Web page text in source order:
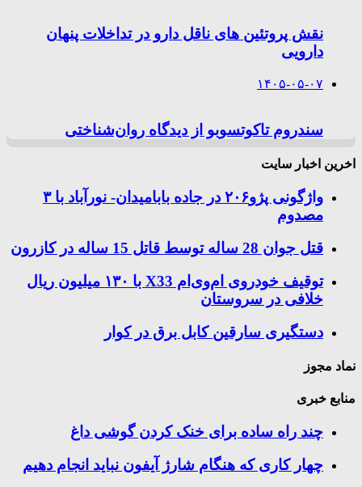
نقش پروتئین های ناقل دارو در تداخلات پنهان
دارویی
۱۴۰۵-۰۵-۰۷
سندروم تاکوتسوبو از دیدگاه روان‌شناختی
اخرین اخبار سایت
واژگونی پژو۲۰۶ در جاده بابامیدان- نورآباد با ۳
مصدوم
قتل جوان 28 ساله توسط قاتل 15 ساله در کازرون
توقیف خودروی ام‌وی‌ام X33 با ۱۳۰ میلیون ریال
خلافی در سروستان
دستگیری سارقین کابل برق در کوار
نماد مجوز
منابع خبری
چند راه‌ ساده برای خنک کردن گوشی داغ
چهار کاری که هنگام شارژ آیفون نباید انجام دهیم